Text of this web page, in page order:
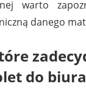
warto
danego
do biura